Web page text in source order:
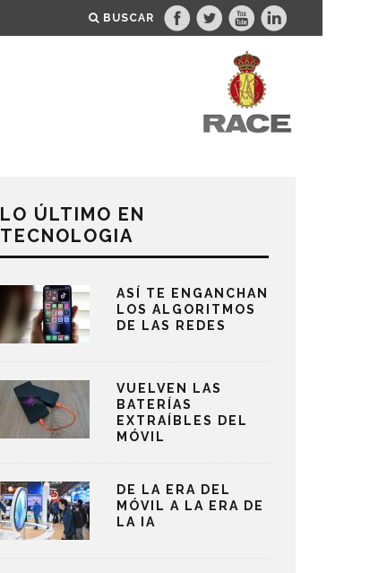
BUSCAR
LO ÚLTIMO EN
TECNOLOGIA
ASÍ TE ENGANCHAN
LOS ALGORITMOS
DE LAS REDES
VUELVEN LAS
BATERÍAS
EXTRAÍBLES DEL
MÓVIL
DE LA ERA DEL
MÓVIL A LA ERA DE
LA IA